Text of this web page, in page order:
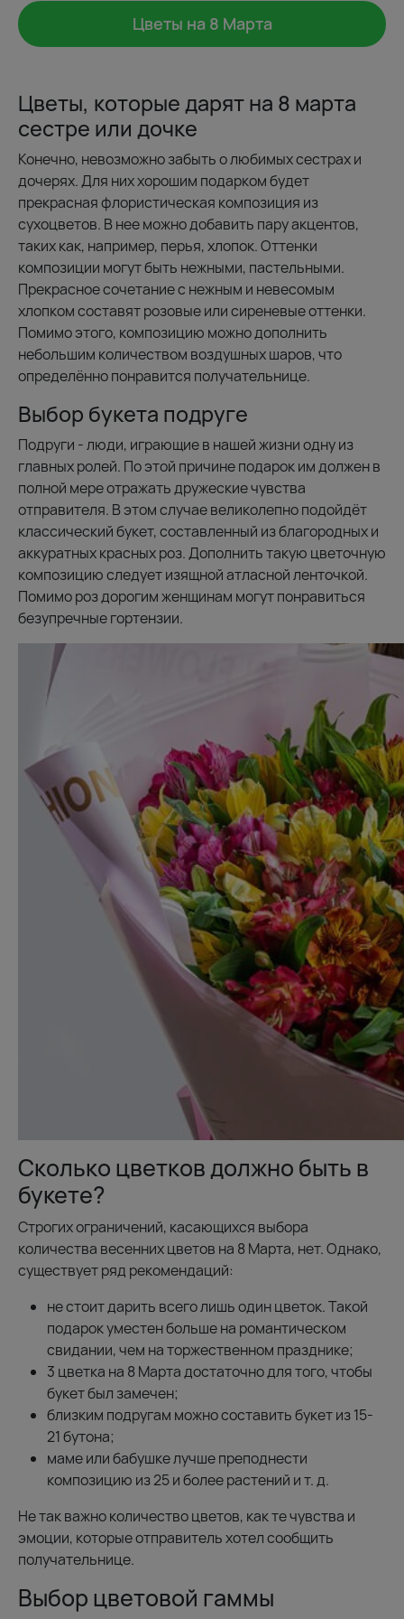
Цветы на 8 Марта
Цветы, которые дарят на 8 марта
сестре или дочке
Конечно, невозможно забыть о любимых сестрах и
дочерях. Для них хорошим подарком будет
прекрасная флористическая композиция из
сухоцветов. В нее можно добавить пару акцентов,
таких как, например, перья, хлопок. Оттенки
композиции могут быть нежными, пастельными.
Прекрасное сочетание с нежным и невесомым
хлопком составят розовые или сиреневые оттенки.
Помимо этого, композицию можно дополнить
небольшим количеством воздушных шаров, что
определённо понравится получательнице.
Выбор букета подруге
Подруги - люди, играющие в нашей жизни одну из
главных ролей. По этой причине подарок им должен в
полной мере отражать дружеские чувства
отправителя. В этом случае великолепно подойдёт
классический букет, составленный из благородных и
аккуратных красных роз. Дополнить такую цветочную
композицию следует изящной атласной ленточкой.
Помимо роз дорогим женщинам могут понравиться
безупречные гортензии.
Сколько цветков должно быть в
букете?
Строгих ограничений, касающихся выбора
количества весенних цветов на 8 Марта, нет. Однако,
существует ряд рекомендаций:
не стоит дарить всего лишь один цветок. Такой
подарок уместен больше на романтическом
свидании, чем на торжественном празднике;
3 цветка на 8 Марта достаточно для того, чтобы
букет был замечен;
близким подругам можно составить букет из 15-
21 бутона;
маме или бабушке лучше преподнести
композицию из 25 и более растений и т. д.
Не так важно количество цветов, как те чувства и
эмоции, которые отправитель хотел сообщить
получательнице.
Выбор цветовой гаммы